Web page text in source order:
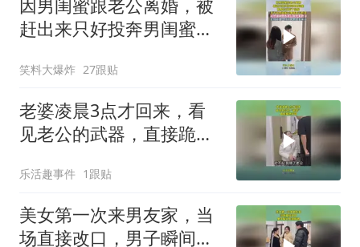
因男闺蜜跟老公离婚，被
赶出来只好投奔男闺蜜，
笑料大爆炸 27跟贴
老婆凌晨3点才回来，看
见老公的武器，直接跪地
乐活趣事件 1跟贴
美女第一次来男友家，当
场直接改口，男子瞬间不